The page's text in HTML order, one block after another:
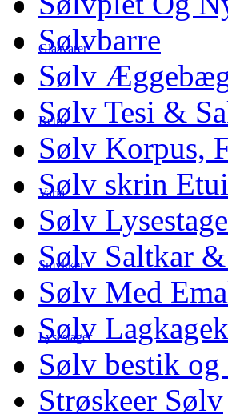
Glasvarer
Retro
Varia
Smykker
Lysestager
Sølvbarre
Sølv
Sølv Tesi &
Sølv Korpus,
Sølv skrin
Sølv
Sølv Saltkar
Sølv Med
Sølv
Sølv bestik
Strøskeer Sølv